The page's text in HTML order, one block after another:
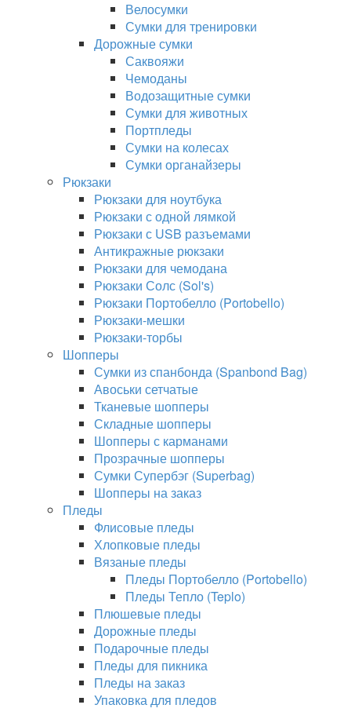
Велосумки
Сумки для тренировки
Дорожные сумки
Саквояжи
Чемоданы
Водозащитные сумки
Сумки для животных
Портпледы
Сумки на колесах
Сумки органайзеры
Рюкзаки
Рюкзаки для ноутбука
Рюкзаки с одной лямкой
Рюкзаки с USB разъемами
Антикражные рюкзаки
Рюкзаки для чемодана
Рюкзаки Солс (Sol's)
Рюкзаки Портобелло (Portobello)
Рюкзаки-мешки
Рюкзаки-торбы
Шопперы
Сумки из спанбонда (Spanbond Bag)
Авоськи сетчатые
Тканевые шопперы
Складные шопперы
Шопперы с карманами
Прозрачные шопперы
Сумки Супербэг (Superbag)
Шопперы на заказ
Пледы
Флисовые пледы
Хлопковые пледы
Вязаные пледы
Пледы Портобелло (Portobello)
Пледы Тепло (Teplo)
Плюшевые пледы
Дорожные пледы
Подарочные пледы
Пледы для пикника
Пледы на заказ
Упаковка для пледов